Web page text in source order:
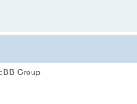
Group